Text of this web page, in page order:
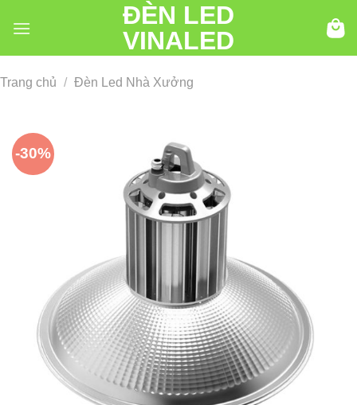
đến
ĐÈN LED
VINALED
Trang chủ / Đèn Led Nhà Xưởng
-30%